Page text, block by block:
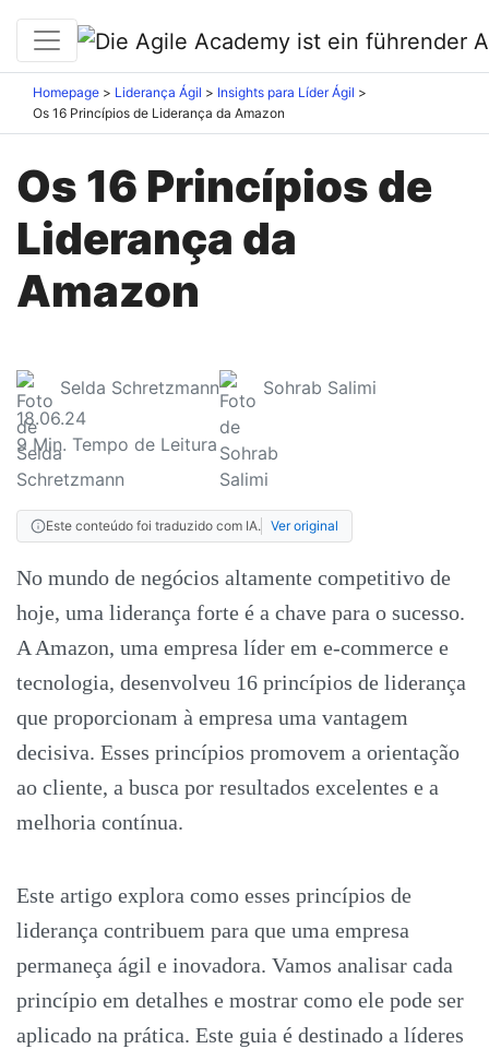
Homepage Liderança Ágil
Insights para Líder Ágil
Os 16 Princípios de Liderança da Amazon
Os 16 Princípios de
Liderança da
Amazon
Selda Schretzmann
Sohrab Salimi
18.06.24
9Min. Tempo de Leitura
Este conteúdo foi traduzido com IA. Ver original
No mundo de negócios altamente competitivo de
hoje, uma liderança forte é a chave para o sucesso.
A Amazon, uma empresa líder em e-commerce e
tecnologia, desenvolveu 16 princípios de liderança
que proporcionam à empresa uma vantagem
decisiva. Esses princípios promovem a orientação
ao cliente, a busca por resultados excelentes e a
melhoria contínua.
Este artigo explora como esses princípios de
liderança contribuem para que uma empresa
permaneça ágil e inovadora. Vamos analisar cada
princípio em detalhes e mostrar como ele pode ser
aplicado na prática. Este guia é destinado a líderes